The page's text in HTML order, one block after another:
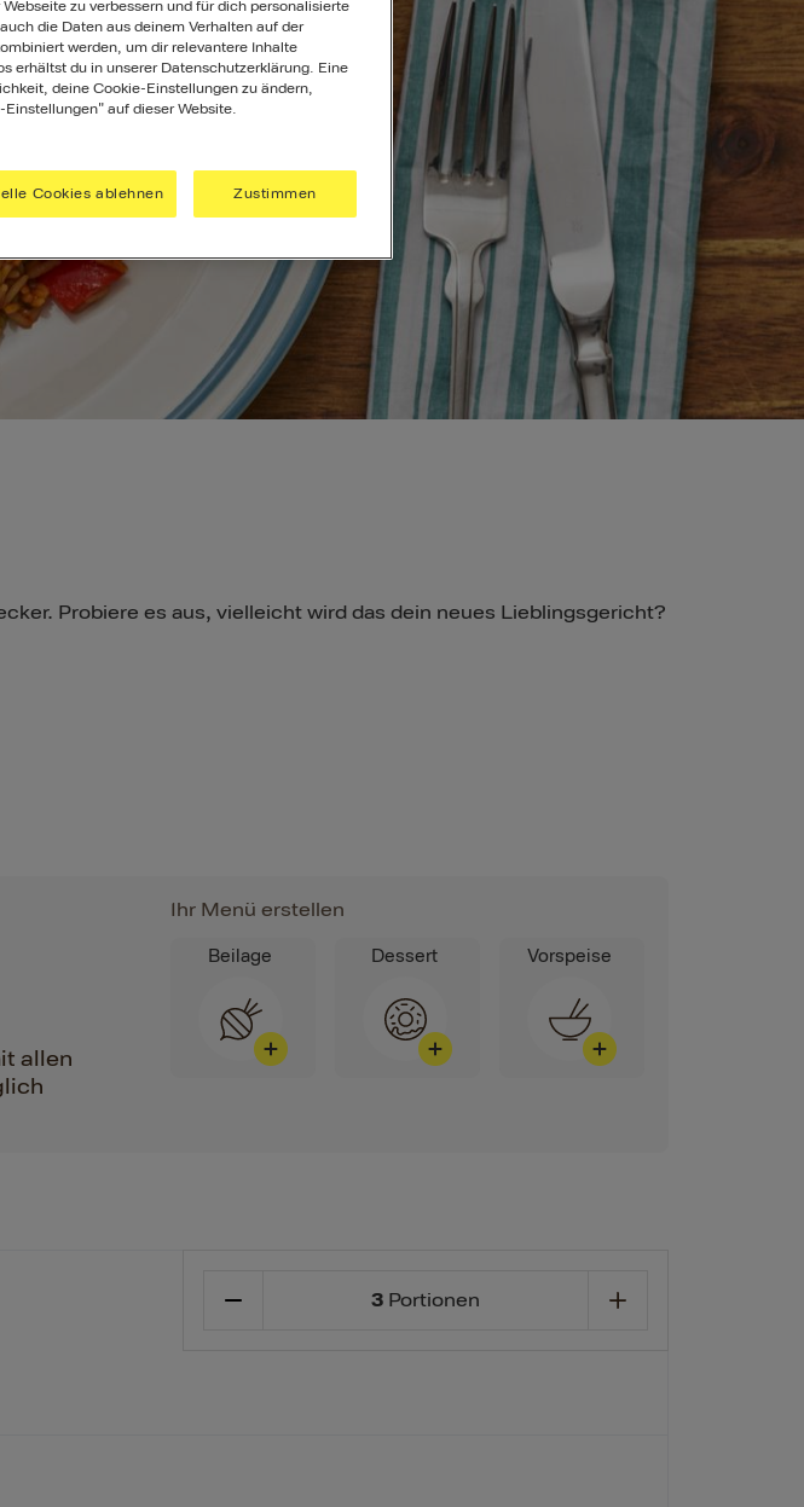
Probiere es aus, vielleicht wird das dein neues Lieblingsgericht?
allen
Ihr Menü erstellen
Beilage Dessert Vorspeise
3Portionen
zu verbessern und für dich personalisierte
die Daten aus deinem Verhalten auf der
werden, um dir relevantere Inhalte
erhältst du in unserer Datenschutzerklärung. Eine
deine Cookie-Einstellungen zu ändern,
auf dieser Website.
Cookies ablehnen Zustimmen